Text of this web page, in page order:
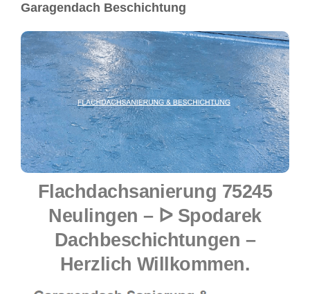
Garagendach Beschichtung
Flachdachsanierung 75245
Neulingen – ᐅ Spodarek
Dachbeschichtungen –
Herzlich Willkommen.